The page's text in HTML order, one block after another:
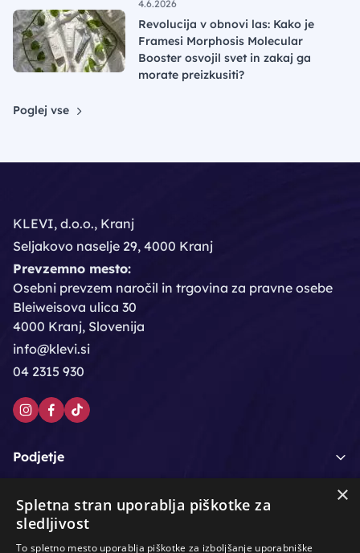
4.6.2026
Revolucija v obnovi las: Kako je
Framesi Morphosis Molecular
Booster osvojil svet in zakaj ga
morate preizkusiti?
Poglej vse
KLEVI, d.o.o., Kranj
Seljakovo naselje 29, 4000 Kranj
Prevzemno mesto:
Osebni prevzem naročil in trgovina za pravne osebe
Bleiweisova ulica 30
4000 Kranj, Slovenija
info@klevi.si
04 2315 930
Podjetje
Moj račun
Podpora strankam
×
Spletna stran uporablja piškotke za
sledljivost
To spletno mesto uporablja piškotke za izboljšanje uporabniške